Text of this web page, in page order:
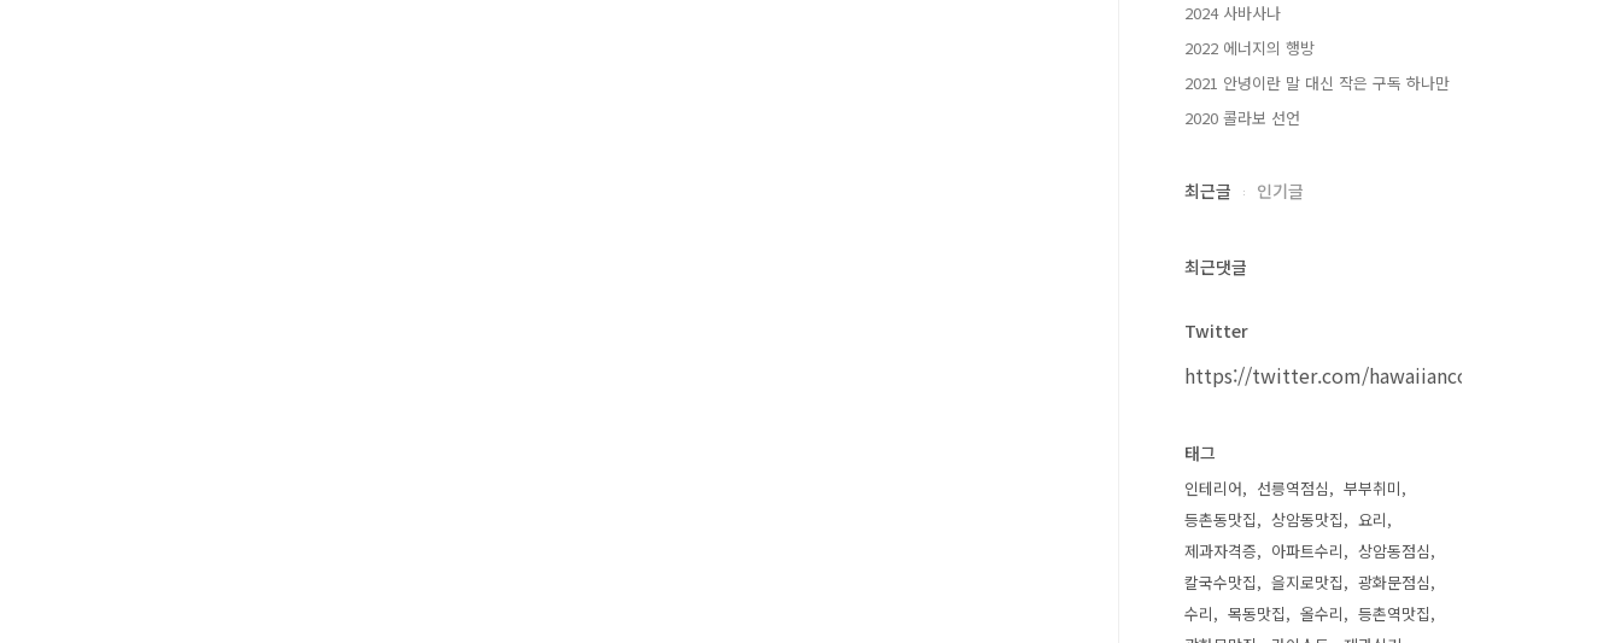
2024 사바사나
2022 에너지의 행방
2021 안녕이란 말 대신 작은 구독 하나만
2020 콜라보 선언
최근글 인기글
최근댓글
Twitter
https://twitter.com/hawaiiancouple
태그
인테리어 선릉역점심
부부취미
등촌동맛집
상암동맛집
요리
제과자격증
아파트수리
상암동점심
칼국수맛집
을지로맛집
광화문점심
수리
목동맛집 올수리
등촌역맛집